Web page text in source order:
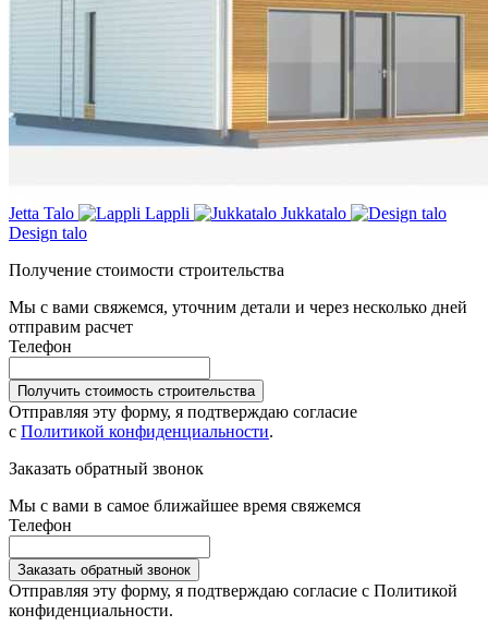
Jetta Talo Lappli
Jukkatalo
Design talo
Получение стоимости строительства
Мы с вами свяжемся, уточним детали и через несколько дней
отправим расчет
Телефон
Получить стоимость строительства
Отправляя эту форму, я подтверждаю согласие
с Политикой конфиденциальности.
Заказать обратный звонок
Мы с вами в самое ближайшее время свяжемся
Телефон
Заказать обратный звонок
Отправляя эту форму, я подтверждаю согласие с Политикой
конфиденциальности.